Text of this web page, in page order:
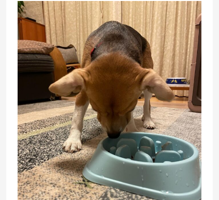
食
往診クリニック
動物病院
トリミングサロン
海外事業